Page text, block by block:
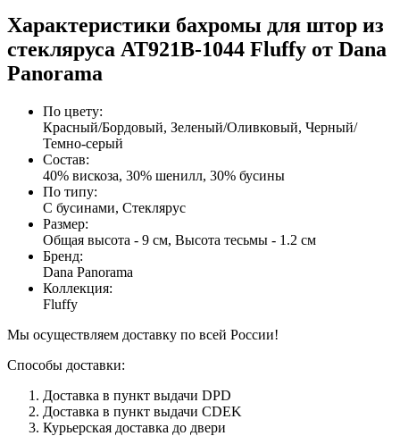
Характеристики бахромы для штор из
стекляруса AT921B-1044 Fluffy от Dana
Panorama
По цвету:
Красный/Бордовый, Зеленый/Оливковый, Черный/
Темно-серый
Состав:
40% вискоза, 30% шенилл, 30% бусины
По типу:
С бусинами, Стеклярус
Размер:
Общая высота - 9 см, Высота тесьмы - 1.2 см
Бренд:
Dana Panorama
Коллекция:
Fluffy
Мы осуществляем доставку по всей России!
Способы доставки:
Доставка в пункт выдачи DPD
Доставка в пункт выдачи CDEK
Курьерская доставка до двери